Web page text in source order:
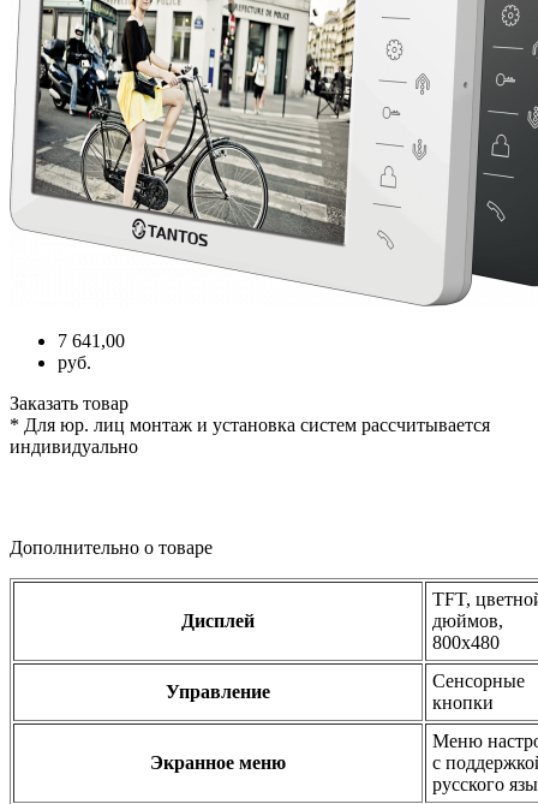
7 641,00
руб.
Заказать товар
* Для юр. лиц монтаж и установка систем рассчитывается
индивидуально
Дополнительно о товаре
Дисплей
TFT,
дюймов,
800x480
Управление
Сенсорные
кнопки
Экранное меню
Меню
с
русского